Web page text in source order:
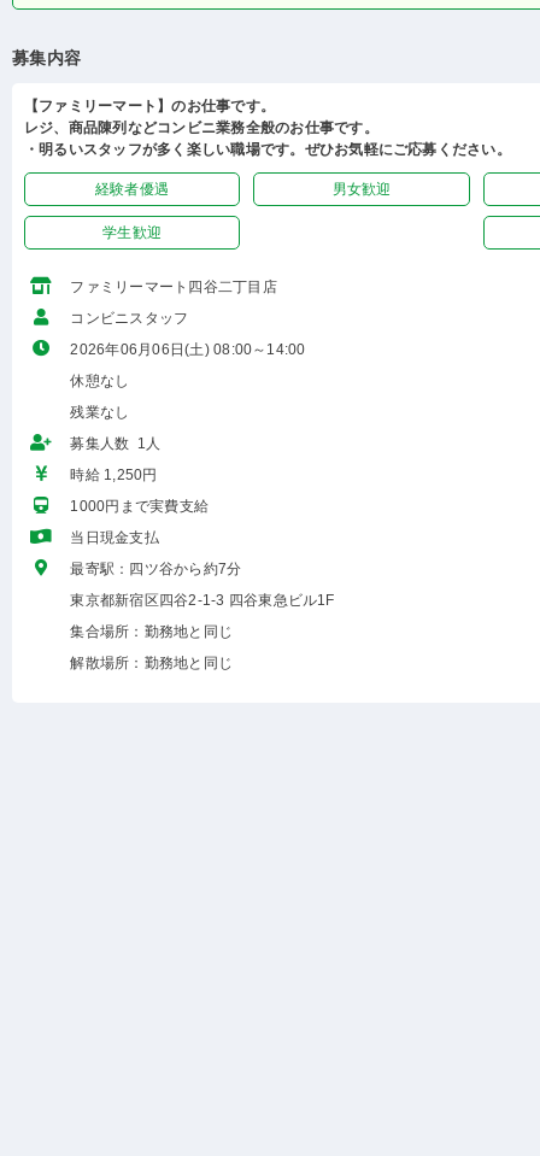
募集内容
【ファミリーマート】のお仕事です。
レジ、商品陳列などコンビニ業務全般のお仕事です。
・明るいスタッフが多く楽しい職場です。ぜひお気軽にご応募ください。
経験者優遇 男女歓迎
学生歓迎
ファミリーマート四谷二丁目店
コンビニスタッフ
2026年06月06日(土) 08:00～14:00
休憩なし
残業なし
募集人数 1人
時給 1,250円
1000円まで実費支給
当日現金支払
最寄駅：四ツ谷から約7分
東京都新宿区四谷2-1-3 四谷東急ビル1F
集合場所：勤務地と同じ
解散場所：勤務地と同じ